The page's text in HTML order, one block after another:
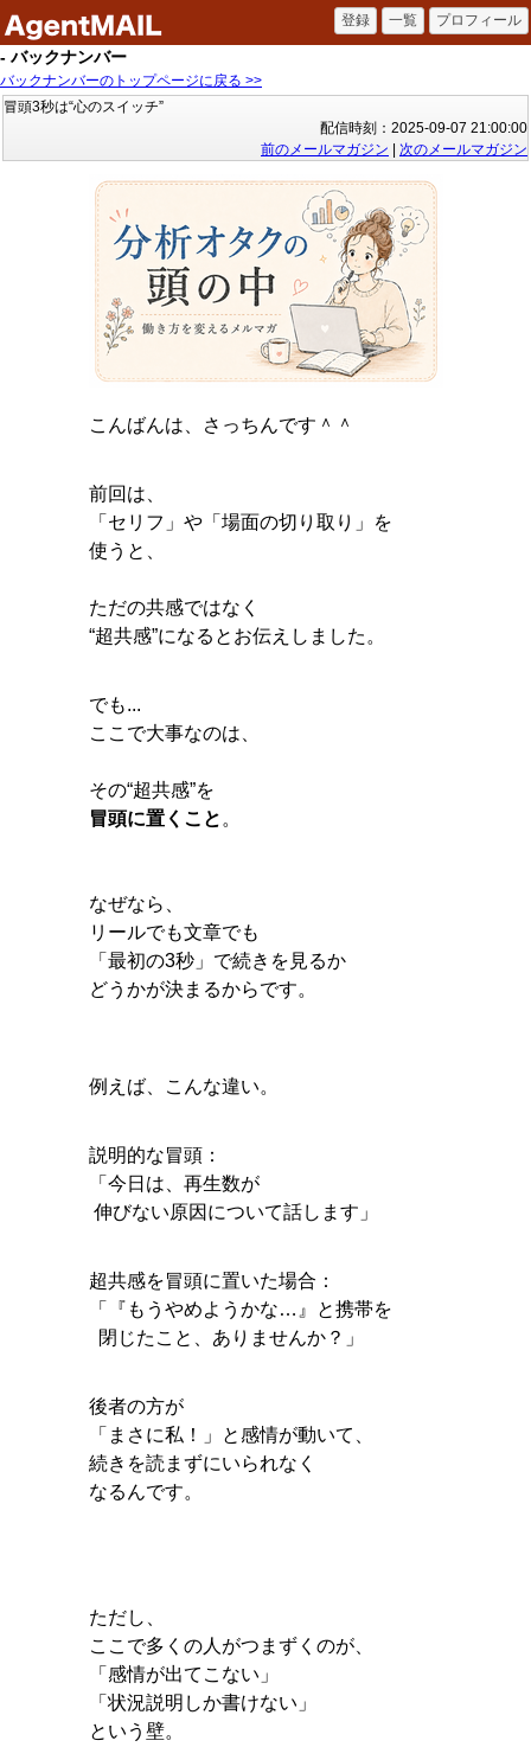
- バックナンバー
バックナンバーのトップページに戻る >>
冒頭3秒は“心のスイッチ”
配信時刻：2025-09-07 21:00:00
前のメールマガジン
次のメールマガジン
こんばんは、さっちんです＾＾
前回は、
「セリフ」や「場面の切り取り」を
使うと、
ただの共感ではなく
“超共感”になるとお伝えしました。
でも...
ここで大事なのは、
その“超共感”を
冒頭に置くこと 。
なぜなら、
リールでも文章でも
「最初の3秒」で続きを見るか
どうかが決まるからです。
例えば、こんな違い。
説明的な冒頭：
「今日は、再生数が
伸びない原因について話します」
超共感を冒頭に置いた場合：
「『もうやめようかな…』と携帯を
閉じたこと、ありませんか？」
後者の方が
「まさに私！」と感情が動いて、
続きを読まずにいられなく
なるんです。
ただし、
ここで多くの人がつまずくのが、
「感情が出てこない」
「状況説明しか書けない」
という壁。